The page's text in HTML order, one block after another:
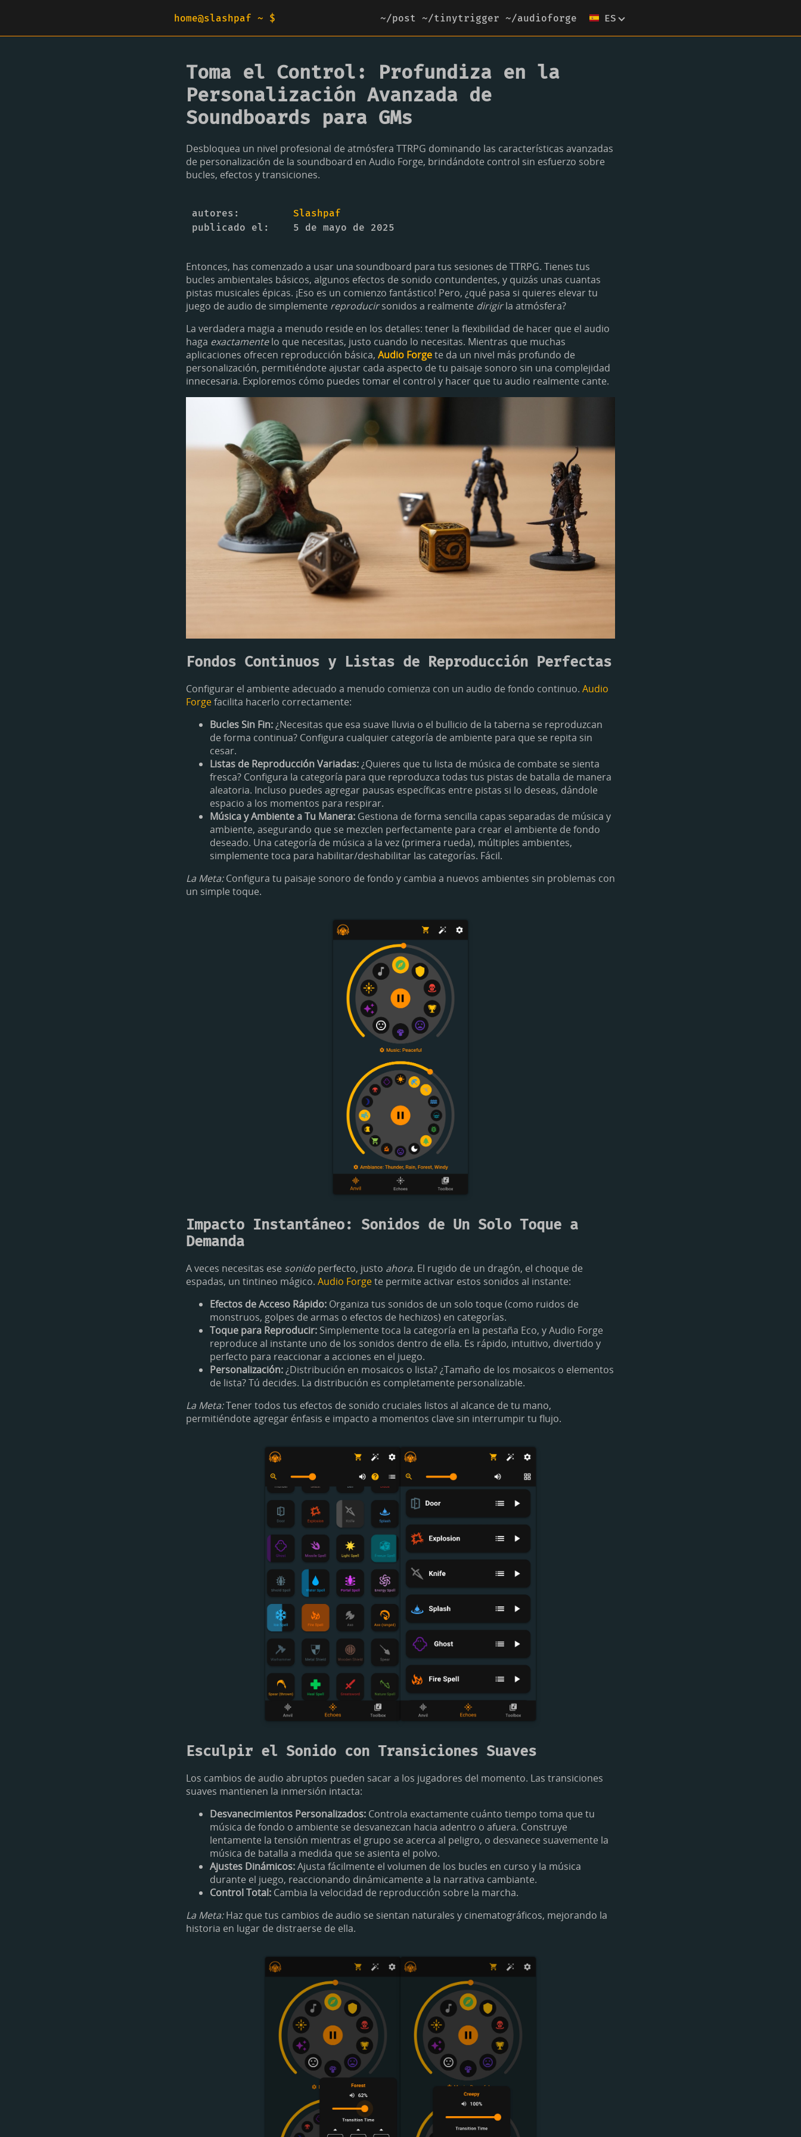
home@slashpaf ~ $ ~/post ~/tinytrigger ~/audioforge ES
Toma el Control: Profundiza en la
Personalización Avanzada de
Soundboards para GMs
Desbloquea un nivel profesional de atmósfera TTRPG dominando las características avanzadas
de personalización de la soundboard en Audio Forge, brindándote control sin esfuerzo sobre
bucles, efectos y transiciones.
autores
Slashpaf
publicado el
5 de mayo de 2025
Entonces, has comenzado a usar una soundboard para tus sesiones de TTRPG. Tienes tus
bucles ambientales básicos, algunos efectos de sonido contundentes, y quizás unas cuantas
pistas musicales épicas. ¡Eso es un comienzo fantástico! Pero, ¿qué pasa si quieres elevar tu
juego de audio de simplemente reproducirsonidos a realmente dirigirla atmósfera?
La verdadera magia a menudo reside en los detalles: tener la flexibilidad de hacer que el audio
haga exactamentelo que necesitas, justo cuando lo necesitas. Mientras que muchas
aplicaciones ofrecen reproducción básica, Audio Forgete da un nivel más profundo de
personalización, permitiéndote ajustar cada aspecto de tu paisaje sonoro sin una complejidad
innecesaria. Exploremos cómo puedes tomar el control y hacer que tu audio realmente cante.
Fondos Continuos y Listas de Reproducción Perfectas
Configurar el ambiente adecuado a menudo comienza con un audio de fondo continuo. Audio
Forgefacilita hacerlo correctamente:
Bucles Sin Fin:¿Necesitas que esa suave lluvia o el bullicio de la taberna se reproduzcan
de forma continua? Configura cualquier categoría de ambiente para que se repita sin
cesar.
Listas de Reproducción Variadas:¿Quieres que tu lista de música de combate se sienta
fresca? Configura la categoría para que reproduzca todas tus pistas de batalla de manera
aleatoria. Incluso puedes agregar pausas específicas entre pistas si lo deseas, dándole
espacio a los momentos para respirar.
Música y Ambiente a Tu Manera: Gestiona de forma sencilla capas separadas de música y
ambiente, asegurando que se mezclen perfectamente para crear el ambiente de fondo
deseado. Una categoría de música a la vez (primera rueda), múltiples ambientes,
simplemente toca para habilitar/deshabilitar las categorías. Fácil.
La Meta:Configura tu paisaje sonoro de fondo y cambia a nuevos ambientes sin problemas con
un simple toque.
Impacto Instantáneo: Sonidos de Un Solo Toque a
Demanda
A veces necesitas ese sonido perfecto, justo ahora. El rugido de un dragón, el choque de
espadas, un tintineo mágico. Audio Forgete permite activar estos sonidos al instante:
Efectos de Acceso Rápido: Organiza tus sonidos de un solo toque (como ruidos de
monstruos, golpes de armas o efectos de hechizos) en categorías.
Toque para Reproducir: Simplemente toca la categoría en la pestaña Eco, y Audio Forge
reproduce al instante uno de los sonidos dentro de ella. Es rápido, intuitivo, divertido y
perfecto para reaccionar a acciones en el juego.
Personalización:¿Distribución en mosaicos o lista? ¿Tamaño de los mosaicos o elementos
de lista? Tú decides. La distribución es completamente personalizable.
La Meta:Tener todos tus efectos de sonido cruciales listos al alcance de tu mano,
permitiéndote agregar énfasis e impacto a momentos clave sin interrumpir tu flujo.
Esculpir el Sonido con Transiciones Suaves
Los cambios de audio abruptos pueden sacar a los jugadores del momento. Las transiciones
suaves mantienen la inmersión intacta:
Desvanecimientos Personalizados: Controla exactamente cuánto tiempo toma que tu
música de fondo o ambiente se desvanezcan hacia adentro o afuera. Construye
lentamente la tensión mientras el grupo se acerca al peligro, o desvanece suavemente la
música de batalla a medida que se asienta el polvo.
Ajustes Dinámicos:Ajusta fácilmente el volumen de los bucles en curso y la música
durante el juego, reaccionando dinámicamente a la narrativa cambiante.
Control Total: Cambia la velocidad de reproducción sobre la marcha.
La Meta:Haz que tus cambios de audio se sientan naturales y cinematográficos, mejorando la
historia en lugar de distraerse de ella.